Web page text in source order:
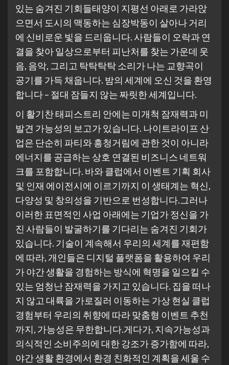
있는 숨겨진 기회들태양이 지평선 아래로 가라앉
으면서 도시의 맥동하는 심장박동이 살아나 거리
에 신비로운 빛을 드리웁니다. 사람들이 오락과 연
결을 찾아 일상으로부터 피난처를 찾는 가운데 웃
음, 음악, 그리고 탁탁탁탁 소리가 나는 교향곡이
공기를 가득 채웁니다. 밤의 세계에 오신 것을 환영
합니다 – 절대 잠들지 않는 짜릿한 세계입니다.
이 활기찬 태피스트리 안에는 미개척 잠재력과 미
발견 가능성의 보고가 있습니다. 나이트라이프 산
업은 단순히 파티와 흥청거림에 관한 것이 아니라
에너지를 공급하는 상호 연결된 비즈니스 네트워
크를 포함합니다. 바와 클럽에서 이벤트 기획 회사
및 인재 에이전시에 이르기까지 이 생태계는 혁신,
다양성 및 창의성을 기반으로 번성합니다.그러나
이러한 표면적인 사업 아래에는 기업가 정신을 가
진 사람들이 발굴하기를 기다리는 숨겨진 기회가
있습니다. 기술이 계속해서 우리의 세계를 재편함
에 따라, 개인들은 디지털 플랫폼을 활용하여 우리
가 야간 생활을 경험하는 방식에 혁명을 일으킬 수
있는 엄청난 잠재력을 가지고 있습니다. 집을 떠나
지 않고 대륙을 가로질러 이동하는 가상 현실 클럽
경험부터 우리의 취향에 따라 맞춤형 이벤트 추천
까지, 가능성은 무한합니다.게다가, 지속가능성과
의식적인 소비주의에 대한 강조가 증가함에 따라,
야간 생활 환경에서 환경 친화적인 계획을 세울 수